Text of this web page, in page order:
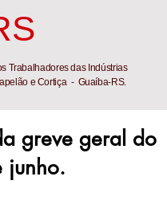
Trabalhadores das Indústrias
e Cortiça - Guaíba-RS.
greve geral do
junho.